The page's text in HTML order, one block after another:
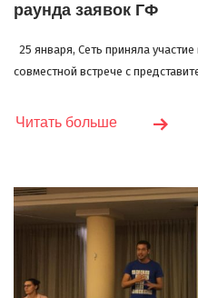
раунда заявок ГФ
25 января, Сеть приняла
совместной встрече с
Читать больше